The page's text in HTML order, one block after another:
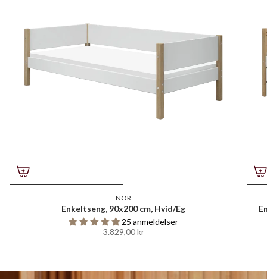
NOR
Enkeltseng, 90x200 cm, Hvid/Eg
25 anmeldelser
3.829,00 kr